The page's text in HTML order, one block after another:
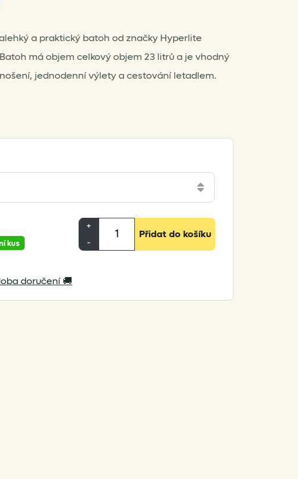
a praktický batoh od značky Hyperlite
má objem celkový objem 23 litrů a je vhodný
jednodenní výlety a cestování letadlem.
kus
+
-
Mountain
Daypack
Přidat do košíku
doručení 🚚